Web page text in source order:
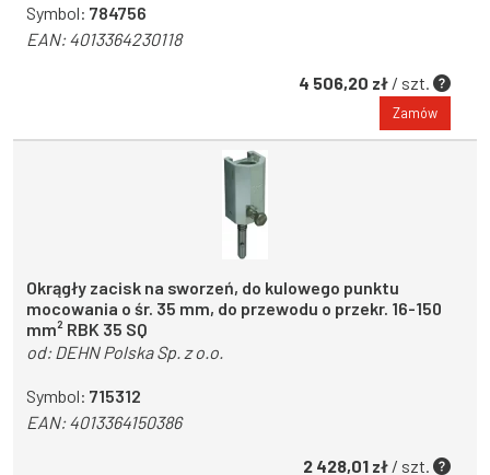
Symbol: 784756
EAN:4013364230118
4 506,20 zł / szt.
Zamów
Okrągły zacisk na sworzeń, do kulowego punktu
mocowania o śr. 35 mm, do przewodu o przekr. 16-150
mm² RBK 35 SQ
od: DEHN Polska Sp. z o.o.
Symbol: 715312
EAN:4013364150386
2 428,01 zł / szt.